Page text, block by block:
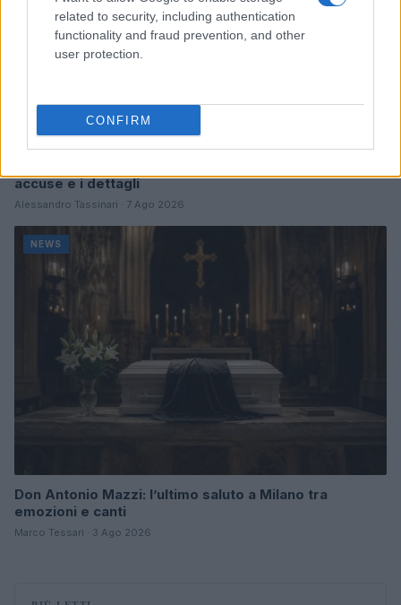
related to security, including authentication
functionality and fraud prevention, and other
user protection.
CONFIRM
accuse e i dettagli
Alessandro Tassinari · 7 Ago 2026
NEWS
Don Antonio Mazzi: l’ultimo saluto a Milano tra
emozioni e canti
Marco Tessari · 3 Ago 2026